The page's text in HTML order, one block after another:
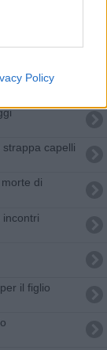
Policy
su 5
capelli
di
incontri
il figlio